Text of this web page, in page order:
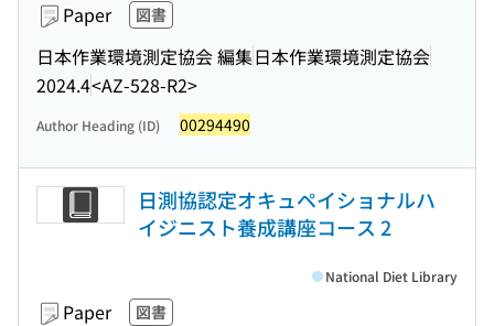
Paper 図書
日本作業環境測定協会 編集日本作業環境測定協会
2024.4<AZ-528-R2>
Author Heading (ID) 00294490
日測協認定オキュペイショナルハ
イジニスト養成講座コース 2
Paper 図書
National Diet Library